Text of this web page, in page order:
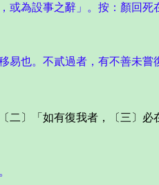
為設事之辭」。按：顏回死
易也。不貳過者，有不善未嘗
〕「如有復我者，〔三〕必